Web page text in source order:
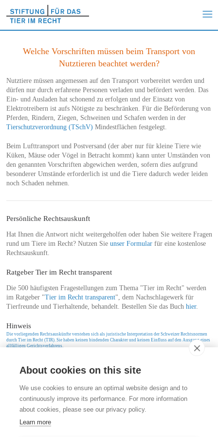
Welche Vorschriften müssen beim Transport von
Nutztieren beachtet werden?
Nutztiere müssen angemessen auf den Transport vorbereitet werden und
dürfen nur durch erfahrene Personen verladen und befördert werden. Das
Ein- und Ausladen hat schonend zu erfolgen und der Einsatz von
Elektrotreibern ist aufs Nötigste zu beschränken. Für die Beförderung von
Pferden, Rindern, Ziegen, Schweinen und Schafen werden in der
Tierschutzverordnung (TSchV) Mindestflächen festgelegt.
Beim Lufttransport und Postversand (der aber nur für kleine Tiere wie
Küken, Mäuse oder Vögel in Betracht kommt) kann unter Umständen von
den genannten Vorschriften abgewichen werden, sofern dies aufgrund
besonderer Umstände erforderlich ist und die Tiere dadurch weder leiden
noch Schaden nehmen.
Persönliche Rechtsauskunft
Hat Ihnen die Antwort nicht weitergeholfen oder haben Sie weitere Fragen
rund um Tiere im Recht? Nutzen Sie unser Formularfür eine kostenlose
Rechtsauskunft.
Ratgeber Tier im Recht transparent
Die 500 häufigsten Fragestellungen zum Thema "Tier im Recht" werden
im Ratgeber "Tier im Recht transparent", dem Nachschlagewerk für
Tierfreunde und Tierhaltende, behandelt. Bestellen Sie das Buch hier.
Hinweis
Die vorliegenden Rechtsauskünfte verstehen sich als juristische Interpretation der Schweizer Rechtsnormen
durch Tier im Recht (TIR). Sie haben keinen bindenden Charakter und keinen Einfluss auf den Ausgang eines
allfälligen Gerichtsverfahrens.
Stiftung für das Tier im Recht (TIR)
Rigistrasse 9
CH - 8006 Zürich
info@tierimrecht.org
About cookies on this site
We use cookies to ensure an optimal website design and to
continuously improve its performance. For more information
about cookies, please see our privacy policy.
Learn more